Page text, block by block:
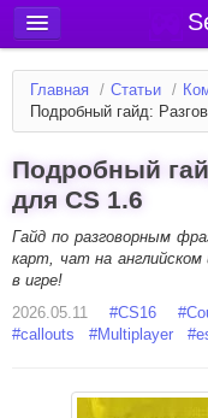
Добавить сервер
Мониторинг серверов
Блог
Форум
Вход в аккаунт
Главная / Статьи /
Подробный гайд:
Подробный
для CS 1.6
Гайд по разговорным
карт, чат на
в игре!
2026.05.11
#CS16 #
#callouts #Multiplayer #